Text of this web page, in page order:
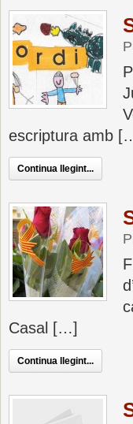
escriptura amb
Continua llegint...
Casal […]
Continua llegint...